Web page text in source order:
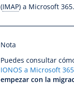
(IMAP) a Microsoft 365.
Nota
Puedes consultar
IONOS a Microsoft 365
empezar con la